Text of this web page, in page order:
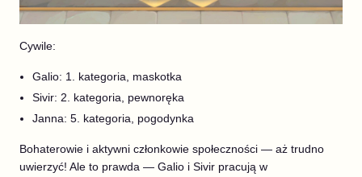
Cywile:
Galio: 1. kategoria, maskotka
Sivir: 2. kategoria, pewnoręka
Janna: 5. kategoria, pogodynka
Bohaterowie i aktywni członkowie społeczności — aż trudno
uwierzyć! Ale to prawda — Galio i Sivir pracują w